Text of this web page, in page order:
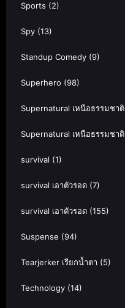
Sports (2)
Spy (13)
Standup Comedy (9)
Superhero (98)
Supernatural เหนือธรรมชาติ
Supernatural เหนือธรรมชาติ
survival (1)
survival เอาตัวรอด (7)
survival เอาตัวรอด (155)
Suspense (94)
Tearjerker เรียกน้ำตา (5)
Technology (14)